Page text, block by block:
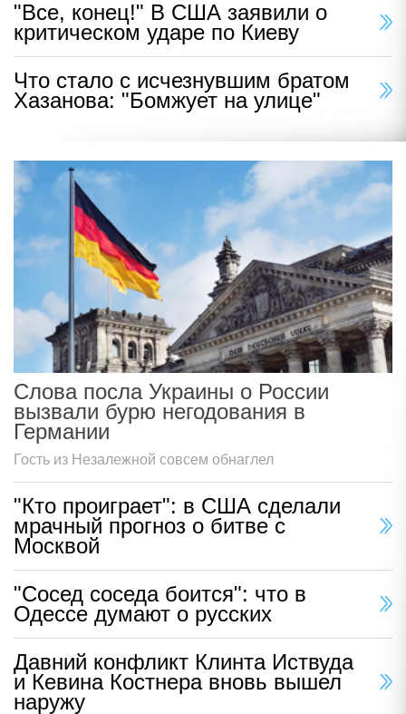
"Все, конец!" В США заявили о
критическом ударе по Киеву
Что стало с исчезнувшим братом
Хазанова: "Бомжует на улице"
Слова посла Украины о России
вызвали бурю негодования в
Германии
Гость из Незалежной совсем обнаглел
"Кто проиграет": в США сделали
мрачный прогноз о битве с
Москвой
"Сосед соседа боится": что в
Одессе думают о русских
Давний конфликт Клинта Иствуда
и Кевина Костнера вновь вышел
наружу